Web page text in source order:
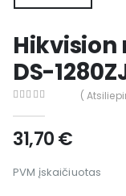
DS-
(
31,70€
PVM įskaičiuotas